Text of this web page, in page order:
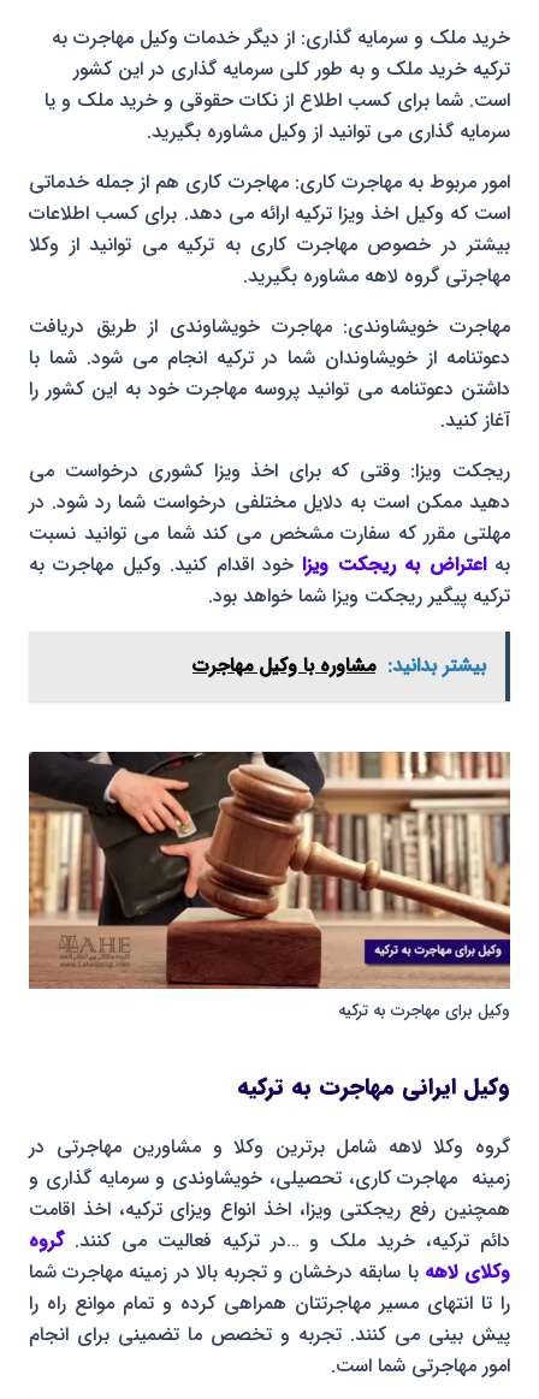
خرید ملک و سرمایه گذاری: از دیگر خدمات وکیل مهاجرت به
ترکیه خرید ملک و به طور کلی سرمایه گذاری در این کشور
است. شما برای کسب اطلاع از نکات حقوقی و خرید ملک و یا
سرمایه گذاری می توانید از وکیل مشاوره بگیرید.
امور مربوط به مهاجرت کاری: مهاجرت کاری هم از جمله خدماتی
است که وکیل اخذ ویزا ترکیه ارائه می دهد. برای کسب اطلاعات
بیشتر در خصوص مهاجرت کاری به ترکیه می توانید از وکلا
مهاجرتی گروه لاهه مشاوره بگیرید.
مهاجرت خویشاوندی: مهاجرت خویشاوندی از طریق دریافت
دعوتنامه از خویشاوندان شما در ترکیه انجام می شود. شما با
داشتن دعوتنامه می توانید پروسه مهاجرت خود به این کشور را
آغاز کنید.
ریجکت ویزا: وقتی که برای اخذ ویزا کشوری درخواست می
دهید ممکن است به دلایل مختلفی درخواست شما رد شود. در
مهلتی مقرر که سفارت مشخص می کند شما می توانید نسبت
بهاعتراض به ریجکت ویزاخود اقدام کنید. وکیل مهاجرت به
ترکیه پیگیر ریجکت ویزا شما خواهد بود.
بیشتر بدانید: مشاوره با وکیل مهاجرت
وکیل برای مهاجرت به ترکیه
وکیل ایرانی مهاجرت به ترکیه
گروه وکلا لاهه شامل برترین وکلا و مشاورین مهاجرتی در
زمینه مهاجرت کاری، تحصیلی، خویشاوندی و سرمایه گذاری و
همچنین رفع ریجکتی ویزا، اخذ انواع ویزای ترکیه، اخذ اقامت
دائم ترکیه، خرید ملک و …در ترکیه فعالیت می کنند.گروه
وکلای لاهه با سابقه درخشان و تجربه بالا در زمینه مهاجرت شما
را تا انتهای مسیر مهاجرتتان همراهی کرده و تمام موانع راه را
پیش بینی می کنند. تجربه و تخصص ما تضمینی برای انجام
امور مهاجرتی شما است.